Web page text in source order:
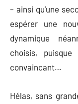
– ainsi qu’une
espérer une
dynamique
choisis,
convaincant…
Hélas, sans